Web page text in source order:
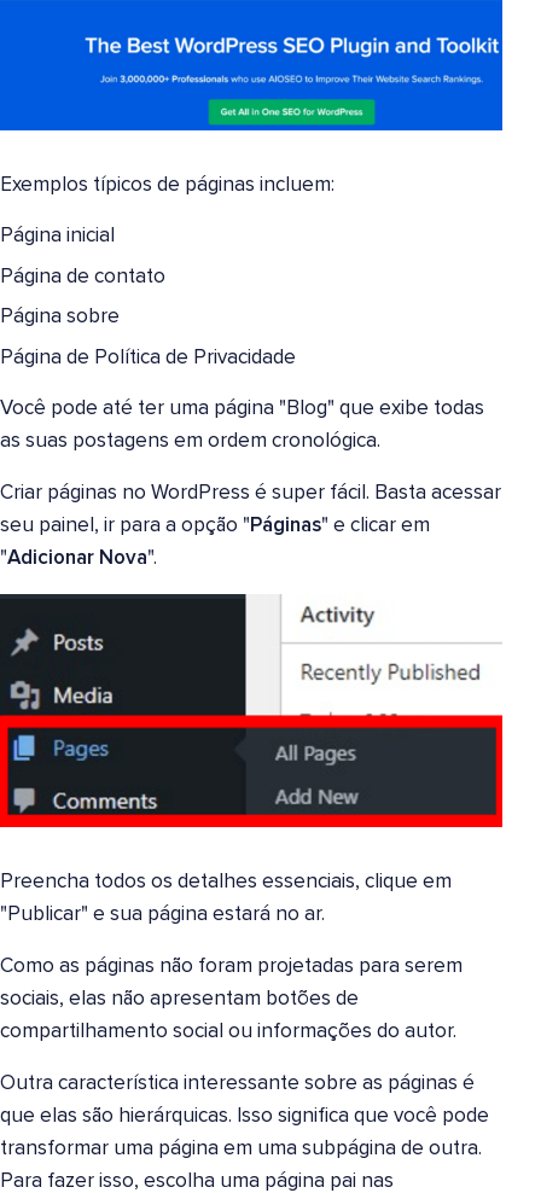
Exemplos típicos de páginas incluem:
Página inicial
Página de contato
Página sobre
Página de Política de Privacidade
Você pode até ter uma página "Blog" que exibe todas
as suas postagens em ordem cronológica.
Criar páginas no WordPress é super fácil. Basta acessar
seu painel, ir para a opção "Páginas" e clicar em
"Adicionar Nova".
Preencha todos os detalhes essenciais, clique em
"Publicar" e sua página estará no ar.
Como as páginas não foram projetadas para serem
sociais, elas não apresentam botões de
compartilhamento social ou informações do autor.
Outra característica interessante sobre as páginas é
que elas são hierárquicas. Isso significa que você pode
transformar uma página em uma subpágina de outra.
Para fazer isso, escolha uma página pai nas